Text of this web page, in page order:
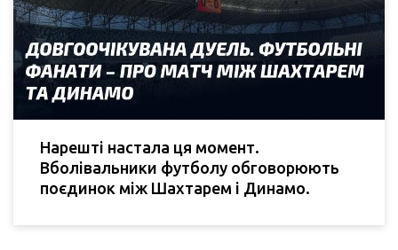
Нарешті настала ця момент.
Вболівальники футболу обговорюють
поєдинок між Шахтарем і Динамо.